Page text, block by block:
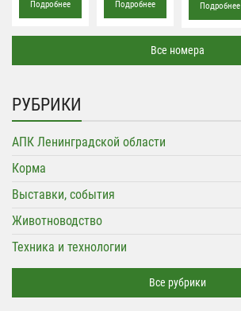
Подробнее Подробнее Подробнее
Все номера
РУБРИКИ
АПК Ленинградской области
Корма
Выставки, события
Животноводство
Техника и технологии
Все рубрики